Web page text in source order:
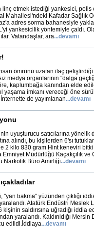
linç etmek istediği yankesici, polis
Mahallesi'ndeki Kafadar Sağlık
adres sorma bahanesiyle
yankesicilik yöntemiyle çaldı.
Vatandaşlar, ara...devamı
ömrünü uzatan ilaç
medya organlarının "dalga
kaplumbağa kanından elde
yaşama imkanı vereceği öne
de yayımlanan...devamı
uyuşturucu satıcılarına yönelik
alındı, bu kişilerden 6'sı
2 kilo 830 gram Hint keneviri bitki
Emniyet Müdürlüğü Kaçakçılık
Narkotik Büro Amirliği...devamı
bakma'' yüzünden çıktığı
Atatürk Endüstri Meslek
saldırısına uğradığı iddia
yaralandı. Kaldırıldığı
edildi.İddiaya...devamı